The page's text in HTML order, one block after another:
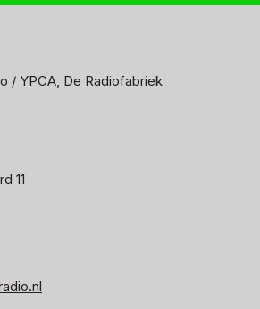
/ YPCA, De Radiofabriek
11